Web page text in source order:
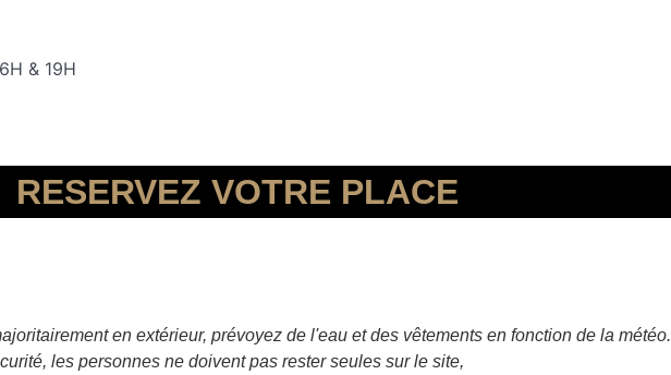
& 19H
RESERVEZ VOTRE PLACE
en extérieur, prévoyez de l'eau etdes vêtements en fonction de la météo.
les personnes ne doivent pas rester seules sur le site,